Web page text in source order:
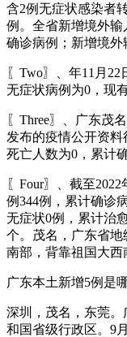
含2例无症状感染者
例。全省新增境外
确诊病例；新增境外
〖Two〗、年11月
无症状病例为0，现
〖Three〗、广东茂
发布的疫情公开资料
死亡人数为0，累计
〖Four〗、截至
例344例，累计确诊
无症状0例，累计治
个。茂名，广东省
南部，背靠祖国大西
广东本土新增5例是
深圳，茂名，东莞。
和国省级行政区。9